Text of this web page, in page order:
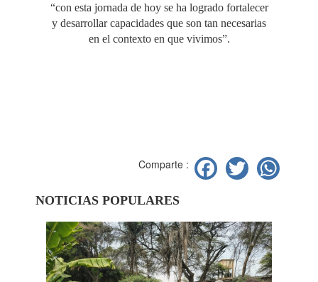
“con esta jornada de hoy se ha logrado fortalecer
y desarrollar capacidades que son tan necesarias
en el contexto en que vivimos”.
Comparte : Facebook
Twitter
NOTICIAS POPULARES